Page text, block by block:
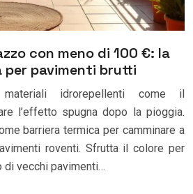
con meno di 100 €: la
pavimenti brutti
idrorepellenti come il
l’effetto spugna dopo la pioggia.
barriera termica per camminare a
roventi. Sfrutta il colore per
di vecchi pavimenti…